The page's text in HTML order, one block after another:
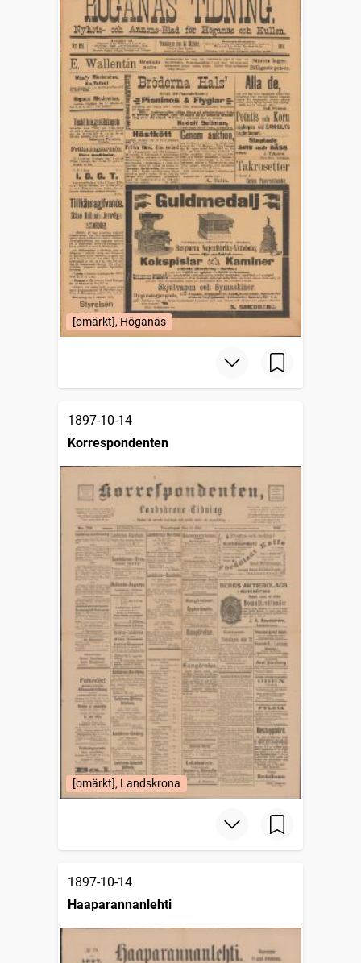
[omärkt], Höganäs
1897-10-14
Korrespondenten
[omärkt], Landskrona
1897-10-14
Haaparannanlehti